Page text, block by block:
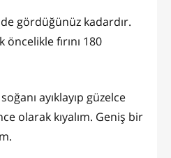
gördüğünüz kadardır.
öncelikle fırını 180
ayıklayıp güzelce
olarak kıyalım. Geniş bir